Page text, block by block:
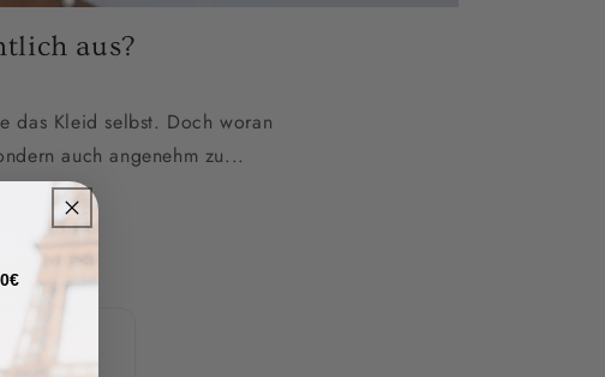
aus?
das Kleid selbst. Doch woran
auch angenehm zu...